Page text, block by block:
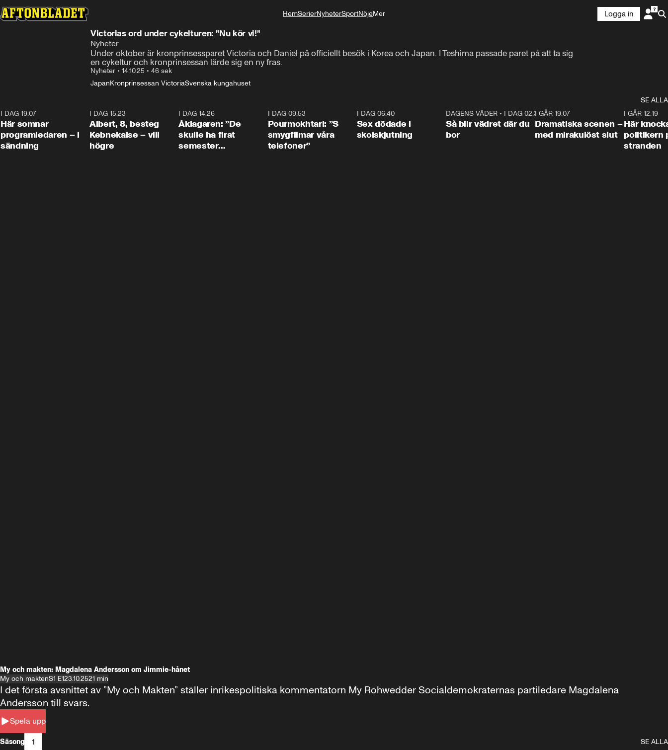
HemSerierNyheterSportNöjeMer
Logga in
Victorias ord under cykelturen: ”Nu kör vi!”
Nyheter
Under oktober är kronprinsessparet Victoria och Daniel på officiellt besök i Korea och Japan. I Teshima passade paret på att ta sig
en cykeltur och kronprinsessan lärde sig en ny fras.
Nyheter • 14.10.25 • 46 sek
JapanKronprinsessan VictoriaSvenska kungahuset
SE ALLA
I DAG 19:07
Här somnar
programledaren – i
sändning
I DAG 15:23
Albert, 8, besteg
Kebnekaise – vill
högre
I DAG 14:26
Åklagaren: ”De
skulle ha firat
semester
I DAG 09:53
Pourmokhtari: ”S
smygfilmar våra
telefoner”
I DAG 06:40
Sex dödade i
skolskjutning
1:06
DAGENS VÄDER• I DAG 02:30
Så blir vädret där du
bor
I GÅR 19:07
Dramatiska scenen –
med mirakulöst slut
I GÅR 12:19
Här
politikern
stranden
My och makten: Magdalena Andersson om Jimmie-hånet
My och maktenS1 E123.10.2521 min
Spela upp
I det första avsnittet av ”My och Makten” ställer inrikespolitiska kommentatorn My Rohwedder Socialdemokraternas partiledare Magdalena
Andersson till svars.
Säsong 1
SE ALLA